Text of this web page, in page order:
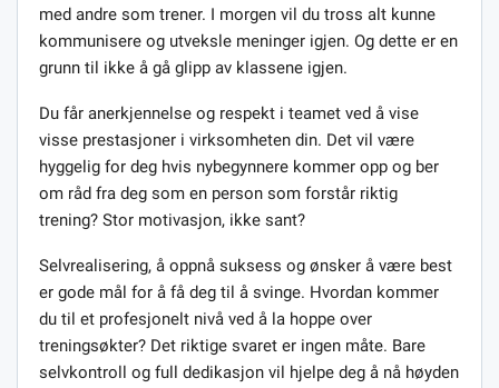
med andre som trener. I morgen vil du tross alt kunne
kommunisere og utveksle meninger igjen. Og dette er en
grunn til ikke å gå glipp av klassene igjen.
Du får anerkjennelse og respekt i teamet ved å vise
visse prestasjoner i virksomheten din. Det vil være
hyggelig for deg hvis nybegynnere kommer opp og ber
om råd fra deg som en person som forstår riktig
trening? Stor motivasjon, ikke sant?
Selvrealisering, å oppnå suksess og ønsker å være best
er gode mål for å få deg til å svinge. Hvordan kommer
du til et profesjonelt nivå ved å la hoppe over
treningsøkter? Det riktige svaret er ingen måte. Bare
selvkontroll og full dedikasjon vil hjelpe deg å nå høyden